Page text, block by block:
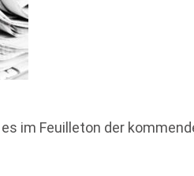
im Feuilleton der